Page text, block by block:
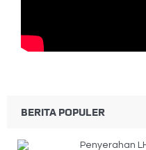
BERITA POPULER
Penyerahan